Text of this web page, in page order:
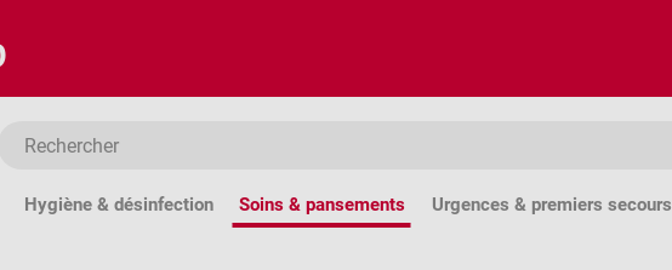
Hygiène & désinfection Soins & pansements Urgences & premiers secours